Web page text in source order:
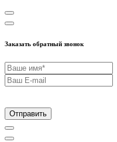
Заказать обратный звонок
Отправить